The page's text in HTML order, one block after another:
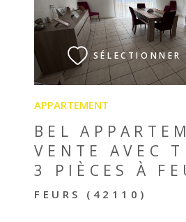
APPARTEMENT
BEL
VENTE AVEC
3 PIÈCES À
FEURS (42110)
SÉLECTIONNER
VOIR LE